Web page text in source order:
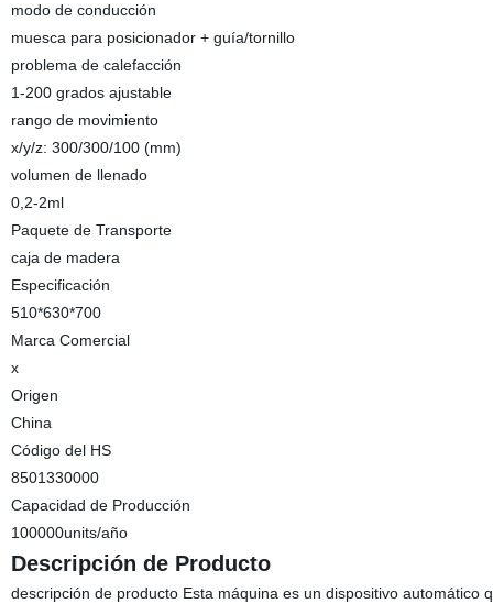
modo de conducción
muesca para posicionador + guía/tornillo
problema de calefacción
1-200 grados ajustable
rango de movimiento
x/y/z: 300/300/100 (mm)
volumen de llenado
0,2-2ml
Paquete de Transporte
caja de madera
Especificación
510*630*700
Marca Comercial
x
Origen
China
Código del HS
8501330000
Capacidad de Producción
100000units/año
Descripción de Producto
descripción de producto Esta máquina es un dispositivo